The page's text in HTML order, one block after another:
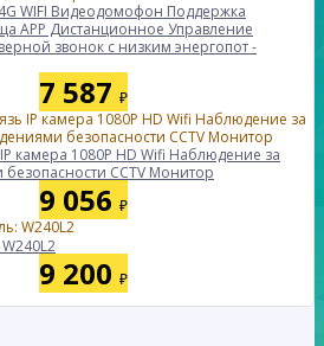
WIFI Видеодомофон Поддержка
APP Дистанционное Управление
звонок с низким энергопот -
7 587 ₽
камера 1080P HD Wifi Наблюдение за
CCTV Монитор
9 056 ₽
9 200 ₽